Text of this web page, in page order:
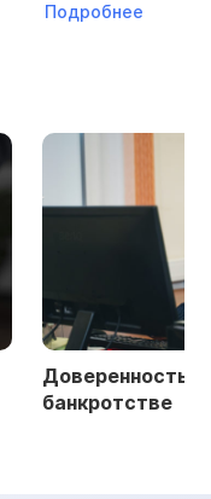
Подробнее
Доверенность
банкротстве